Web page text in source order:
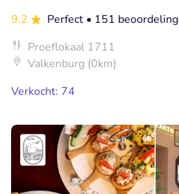
9.2
Perfect • 151
Proeflokaal 1711
Valkenburg (0km)
Verkocht: 74